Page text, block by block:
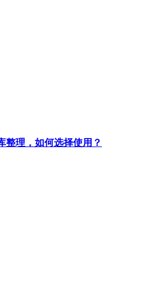
整理，如何选择使用？